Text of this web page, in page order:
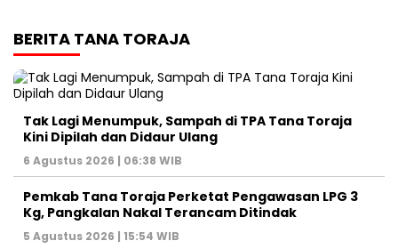
BERITA TANA TORAJA
Tak Lagi Menumpuk, Sampah di TPA Tana Toraja
Kini Dipilah dan Didaur Ulang
6 Agustus 2026 | 06:38 WIB
Pemkab Tana Toraja Perketat Pengawasan LPG 3
Kg, Pangkalan Nakal Terancam Ditindak
5 Agustus 2026 | 15:54 WIB